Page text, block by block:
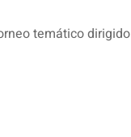
temático dirigido